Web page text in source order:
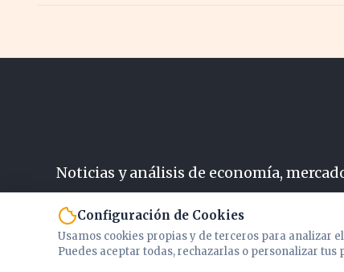
Noticias y análisis de economía,
Configuración de Cookies
Usamos cookies propias y de terceros para analizar
Puedes aceptar todas, rechazarlas o personalizar tus